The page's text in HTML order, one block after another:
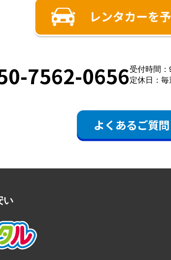
7562-0656受付時間：
定休日：
よくあるご質問
い